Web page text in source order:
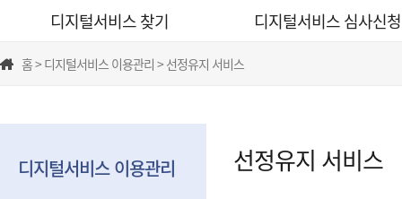
디지털서비스 찾기 디지털서비스 심사신청
홈 > 디지털서비스 이용관리 > 선정유지 서비스
디지털서비스 이용관리 선정유지 서비스